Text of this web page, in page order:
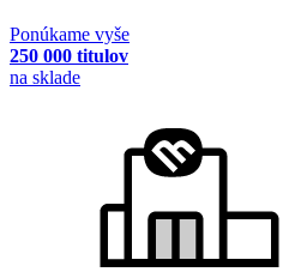
Ponúkame vyše
250 000 titulov
na sklade